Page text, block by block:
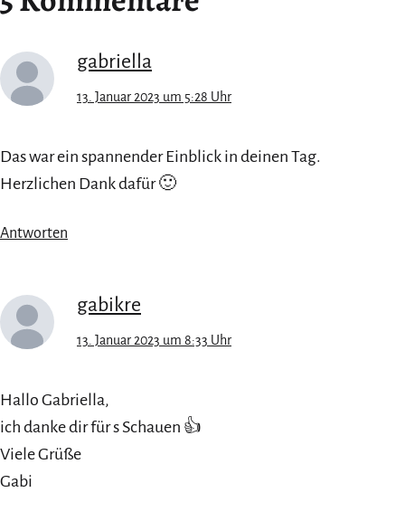
gabriella
13. Januar 2023 um 5:28 Uhr
Das war ein spannender Einblick in deinen Tag.
Herzlichen Dank dafür 🙂
Antworten
gabikre
13. Januar 2023 um 8:33 Uhr
Hallo Gabriella,
ich danke dir für s Schauen 👍
Viele Grüße
Gabi